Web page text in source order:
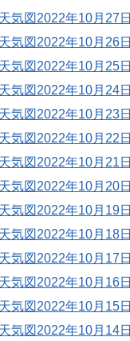
気図2022年10月27日
気図2022年10月26日
気図2022年10月25日
気図2022年10月24日
気図2022年10月23日
気図2022年10月22日
気図2022年10月21日
気図2022年10月20日
気図2022年10月19日
気図2022年10月18日
気図2022年10月17日
気図2022年10月16日
気図2022年10月15日
気図2022年10月14日